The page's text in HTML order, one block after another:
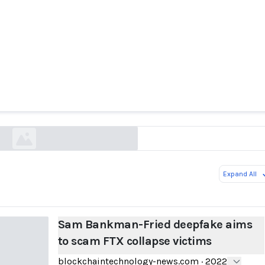
Fried deepfake aims to scam FTX
Expand All
Sam Bankman-Fried deepfake aims
to scam FTX collapse victims
blockchaintechnology-news.com · 2022